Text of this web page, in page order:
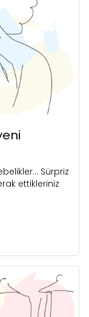
Sürpriz
ettikleriniz